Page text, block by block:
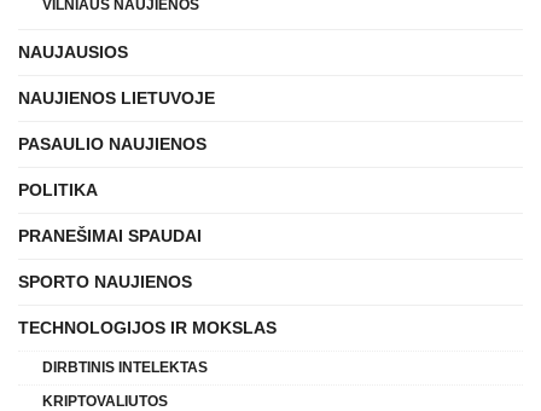
VILNIAUS NAUJIENOS
NAUJAUSIOS
NAUJIENOS LIETUVOJE
PASAULIO NAUJIENOS
POLITIKA
PRANEŠIMAI SPAUDAI
SPORTO NAUJIENOS
TECHNOLOGIJOS IR MOKSLAS
DIRBTINIS INTELEKTAS
KRIPTOVALIUTOS